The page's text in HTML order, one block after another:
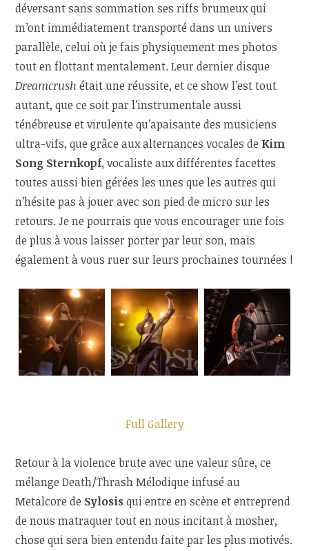
déversant sans sommation ses riffs brumeux qui
m’ont immédiatement transporté dans un univers
parallèle, celui où je fais physiquement mes photos
tout en flottant mentalement. Leur dernier disque
Dreamcrush était une réussite, et ce show l’est tout
autant, que ce soit par l’instrumentale aussi
ténébreuse et virulente qu’apaisante des musiciens
ultra-vifs, que grâce aux alternances vocales de Kim
Song Sternkopf, vocaliste aux différentes facettes
toutes aussi bien gérées les unes que les autres qui
n’hésite pas à jouer avec son pied de micro sur les
retours. Je ne pourrais que vous encourager une fois
de plus à vous laisser porter par leur son, mais
également à vous ruer sur leurs prochaines tournées !
Full Gallery
Retour à la violence brute avec une valeur sûre, ce
mélange Death/Thrash Mélodique infusé au
Metalcore de Sylosisqui entre en scène et entreprend
de nous matraquer tout en nous incitant à mosher,
chose qui sera bien entendu faite par les plus motivés.